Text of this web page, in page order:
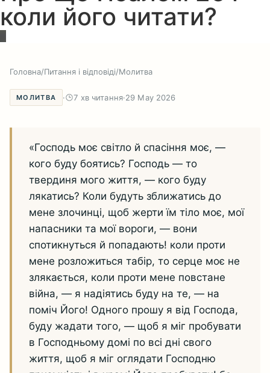
коли його читати?
Головна/Питання і відповіді/Молитва
МОЛИТВА · 7 хв читання·29 May 2026
«Господь моє світло й спасіння моє, —
кого буду боятись? Господь — то
твердиня мого життя, — кого буду
лякатись? Коли будуть зближатись до
мене злочинці, щоб жерти їм тіло моє, мої
напасники та мої вороги, — вони
спотикнуться й попадають! коли проти
мене розложиться табір, то серце моє не
злякається, коли проти мене повстане
війна, — я надіятись буду на те, — на
поміч Його! Одного прошу я від Господа,
буду жадати того, — щоб я міг пробувати
в Господньому домі по всі дні свого
життя, щоб я міг оглядати Господню